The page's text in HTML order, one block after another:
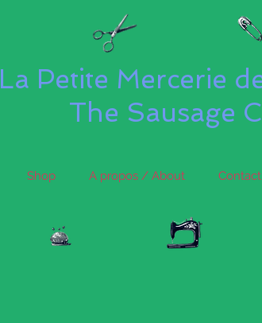
La Petite Mercerie
The Sausage
Shop A propos / About Contact